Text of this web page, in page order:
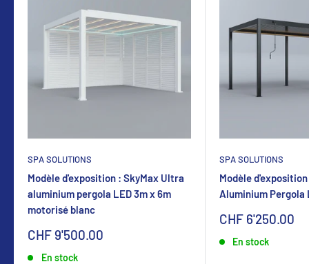
SPA SOLUTIONS
Modèle d'exposition : SkyMax Ultra
aluminium pergola LED 3m x 6m
motorisé blanc
Sonderpreis
CHF 9'500.00
En stock
SPA SOLUTIONS
Modèle
Aluminium Pergola
Sonderpreis
CHF 6'250.00
En stock